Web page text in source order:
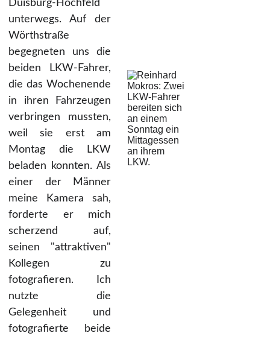
Duisburg-Hochfeld
unterwegs. Auf der
Wörthstraße
begegneten uns die
beiden LKW-Fahrer,
die das Wochenende
in ihren Fahrzeugen
verbringen mussten,
weil sie erst am
Montag die LKW
beladen konnten. Als
einer der Männer
meine Kamera sah,
forderte er mich
scherzend auf,
seinen "attraktiven"
Kollegen zu
fotografieren. Ich
nutzte die
Gelegenheit und
fotografierte beide